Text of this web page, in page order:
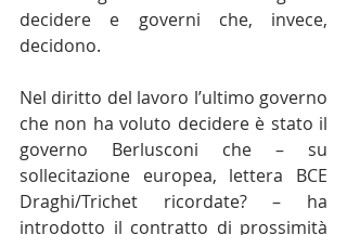
decidere e governi che, invece,
decidono.
Nel diritto del lavoro l’ultimo governo
che non ha voluto decidere è stato il
governo Berlusconi che – su
sollecitazione europea, lettera BCE
Draghi/Trichet ricordate? – ha
introdotto il contratto di prossimità